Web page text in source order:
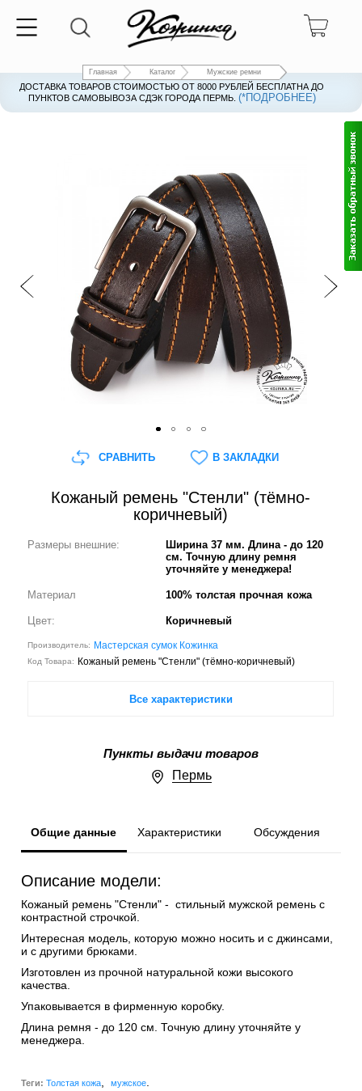
Главная Каталог Мужские ремни
ДОСТАВКА ТОВАРОВ СТОИМОСТЬЮ ОТ 8000 РУБЛЕЙ БЕСПЛАТНА ДО
ПУНКТОВ САМОВЫВОЗА СДЭК ГОРОДА ПЕРМЬ. (*ПОДРОБНЕЕ)
Кожаный ремень "Стенли" (тёмно-
коричневый)
Размеры внешние:
Ширина 37 мм. Длина - до 120
см. Точную длину ремня
уточняйте у менеджера!
Материал 100% толстая прочная кожа
Цвет: Коричневый
Производитель: Мастерская сумок Кожинка
Код Товара: Кожаный ремень "Стенли" (тёмно-коричневый)
Все характеристики
Пункты выдачи товаров
Пермь
СРАВНИТЬ В ЗАКЛАДКИ
Общие данные Характеристики Обсуждения
Описание модели:
Кожаный ремень "Стенли" - стильный мужской ремень с
контрастной строчкой.
Интересная модель, которую можно носить и с джинсами,
и с другими брюками.
Изготовлен из прочной натуральной кожи высокого
качества.
Упаковывается в фирменную коробку.
Длина ремня - до 120 см. Точную длину уточняйте у
менеджера.
Теги: Толстая кожа, мужское.